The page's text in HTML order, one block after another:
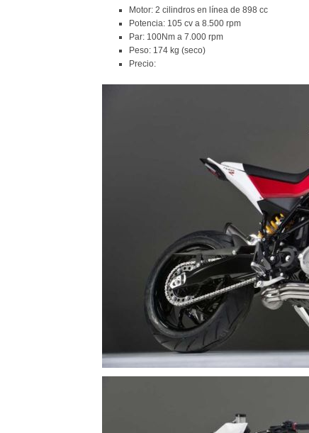
Motor: 2 cilindros en línea de 898 cc
Potencia: 105 cv a 8.500 rpm
Par: 100Nm a 7.000 rpm
Peso: 174 kg (seco)
Precio: